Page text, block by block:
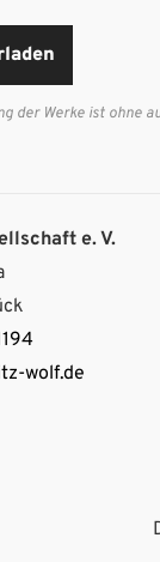
der Werke ist ohne
e. V.
wolf.de